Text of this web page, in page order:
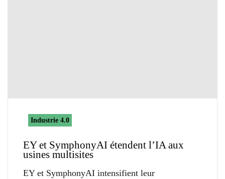
Industrie 4.0
EY et SymphonyAI étendent l’IA aux
usines multisites
EY et SymphonyAI intensifient leur